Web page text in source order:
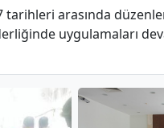
tarihleri arasında
uygulamaları